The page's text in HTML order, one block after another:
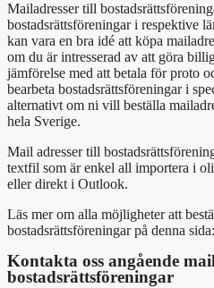
Mailadresser till
bostadsrättsföreningar i respektive
kan vara en bra idé att köpa
om du är intresserad av att göra
jämförelse med att betala för proto
bearbeta bostadsrättsföreningar i
alternativt om ni vill beställa
hela Sverige.
Mail adresser till
textfil som är enkel all importera i
eller direkt i Outlook.
Läs mer om alla möjligheter att
bostadsrättsföreningar på denna sida:
Kontakta oss angående
bostadsrättsföreningar